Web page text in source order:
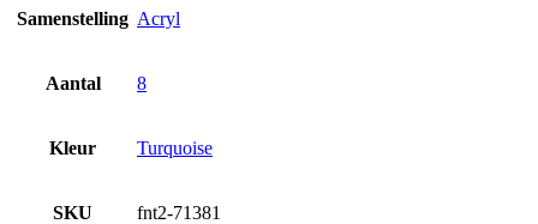
Samenstelling Acryl
Aantal 8
Kleur Turquoise
SKU fnt2-71381